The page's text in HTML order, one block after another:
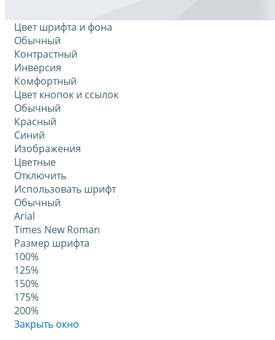
Цвет шрифта и фона
Обычный
Контрастный
Инверсия
Комфортный
Цвет кнопок и ссылок
Обычный
Красный
Синий
Изображения
Цветные
Отключить
Использовать шрифт
Обычный
Arial
Times New Roman
Размер шрифта
100%
125%
150%
175%
200%
Закрыть окно